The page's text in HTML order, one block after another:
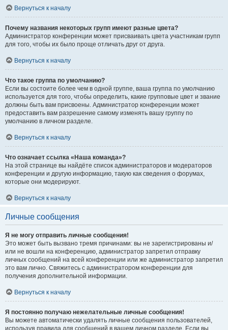
Вернуться к началу
Почему названия некоторых групп имеют разные цвета?
Администратор конференции может присваивать цвета участникам групп
для того, чтобы их было проще отличать друг от друга.
Вернуться к началу
Что такое группа по умолчанию?
Если вы состоите более чем в одной группе, ваша группа по умолчанию
используется для того, чтобы определить, какие групповые цвет и звание
должны быть вам присвоены. Администратор конференции может
предоставить вам разрешение самому изменять вашу группу по
умолчанию в личном разделе.
Вернуться к началу
Что означает ссылка «Наша команда»?
На этой странице вы найдёте список администраторов и модераторов
конференции и другую информацию, такую как сведения о форумах,
которые они модерируют.
Вернуться к началу
Личные сообщения
Я не могу отправить личные сообщения!
Это может быть вызвано тремя причинами: вы не зарегистрированы и/
или не вошли на конференцию, администратор запретил отправку
личных сообщений на всей конференции или же администратор запретил
это вам лично. Свяжитесь с администратором конференции для
получения дополнительной информации.
Вернуться к началу
Я постоянно получаю нежелательные личные сообщения!
Вы можете автоматически удалять личные сообщения пользователей,
используя правила для сообщений в вашем личном разделе. Если вы